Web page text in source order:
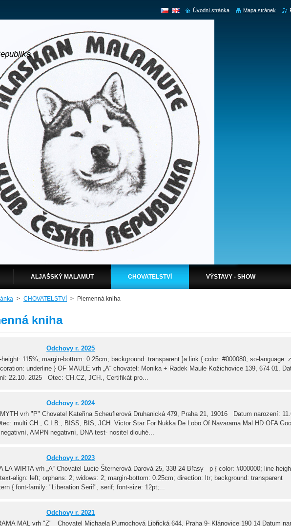
ALJAŠSKÝ MALAMUT CHOVATELSTVÍ VÝSTAVY - SHOW
> CHOVATELSTVÍ > Plemenná kniha
kniha
Odchovy r. 2025
height: 115%; margin-bottom: 0.25cm; background: transparent }a:link { color: #000080; so-language:
underline } OF MAULE vrh „A“ chovatel: Monika + Radek Maule Kožichovice 139, 674 01.
22.10. 2025 Otec: CH.CZ, JCH., Certifikát pro...
Odchovy r. 2024
vrh "P" Chovatel Kateřina Scheuflerová Druhanická 479, Praha 21, 19016 Datum narození:
multi CH., C.I.B., BISS, BIS, JCH. Victor Star For Nukka De Lobo Of Navarama Mal HD OFA
negativní, AMPN negativní, DNA test- nositel dlouhé...
Odchovy r. 2023
LA WIRTA vrh „A“ Chovatel Lucie Šternerová Darová 25, 338 24 Břasy p { color: #000000; line-
align: left; orphans: 2; widows: 2; margin-bottom: 0.25cm; direction: ltr; background: transparent
{ font-family: "Liberation Serif", serif; font-size: 12pt;...
Odchovy r. 2021
MAL vrh "Z" Chovatel Michaela Purnochová Libřická 644, Praha 9- Klánovice 190 14 Datum
Úvodní stránka Mapa stránek